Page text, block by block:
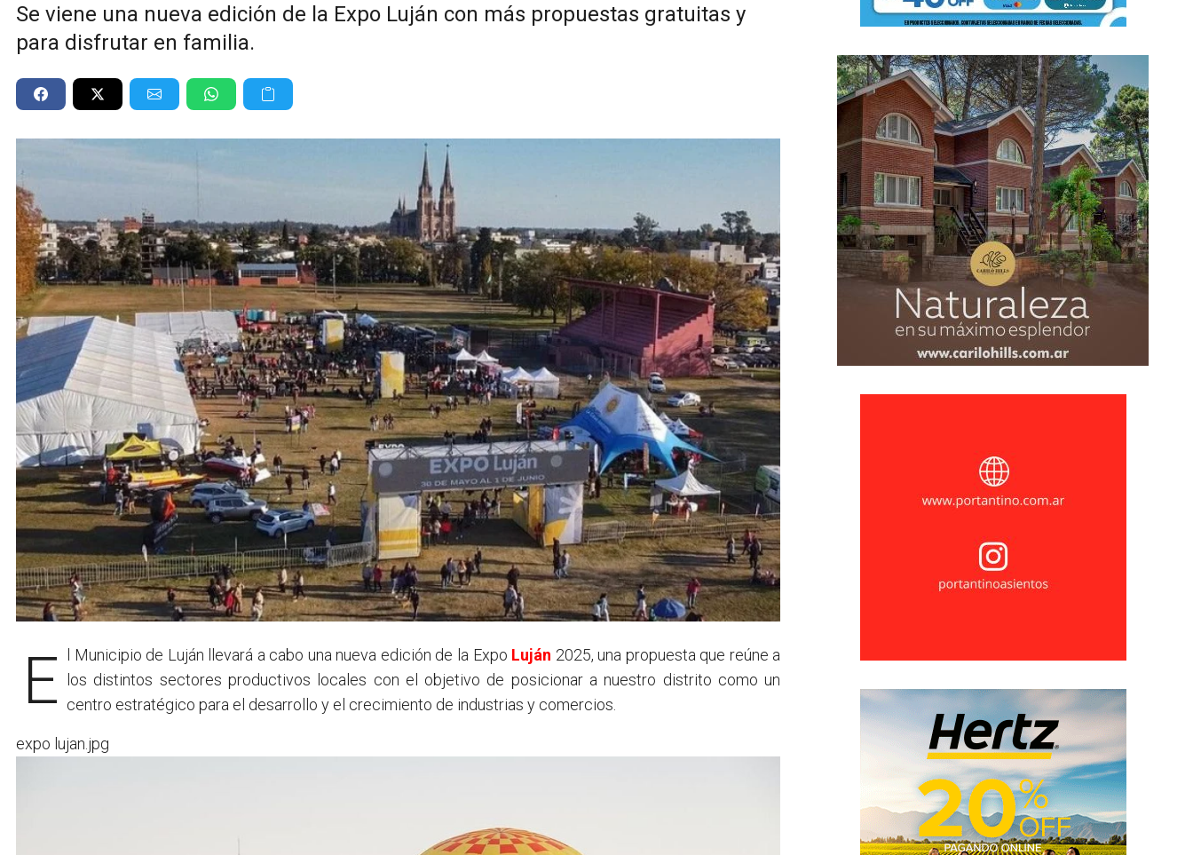
Se viene una nueva edición de la Expo Luján con más propuestas gratuitas y
para disfrutar en familia.
El Municipio de Luján llevará a cabo una nueva edición de la Expo Luján 2025, una propuesta que reúne a
los distintos sectores productivos locales con el objetivo de posicionar a nuestro distrito como un
centro estratégico para el desarrollo y el crecimiento de industrias y comercios.
expo lujan.jpg